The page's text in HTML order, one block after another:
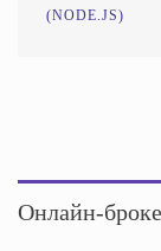
(NODE.JS)
Онлайн-